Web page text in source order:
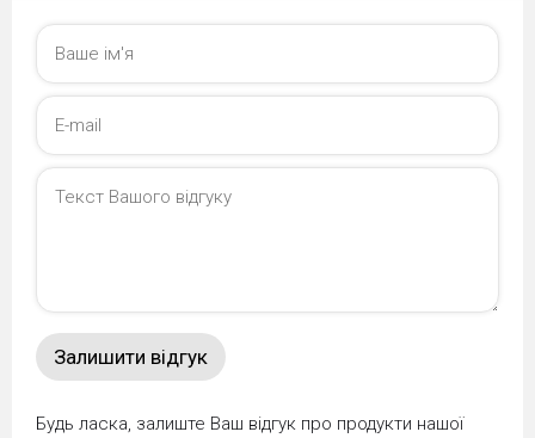
Будь ласка, залиште Ваш відгук про продукти нашої